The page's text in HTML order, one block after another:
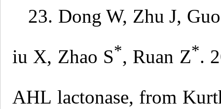
23. Dong W, Zhu J,
iu X, Zhao S*, Ruan Z*.
AHL lactonase, from